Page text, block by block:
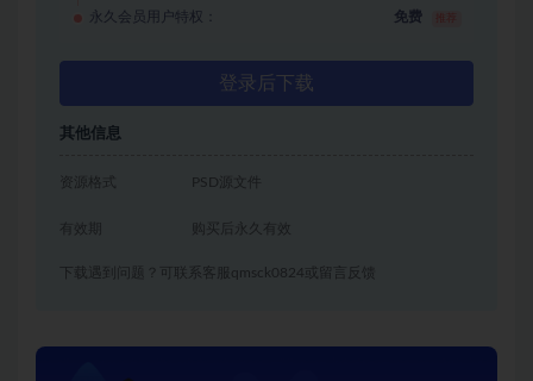
永久会员用户特权： 免费
登录后下载
其他信息
资源格式 PSD源文件
有效期 购买后永久有效
下载遇到问题？可联系客服qmsck0824或留言反馈